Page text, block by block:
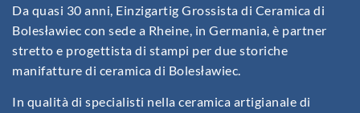
Da quasi 30 anni, Einzigartig Grossista di Ceramica di
Bolesławiec con sede a Rheine, in Germania, è partner
stretto e progettista di stampi per due storiche
manifatture di ceramica di Bolesławiec.
In qualità di specialisti nella ceramica artigianale di